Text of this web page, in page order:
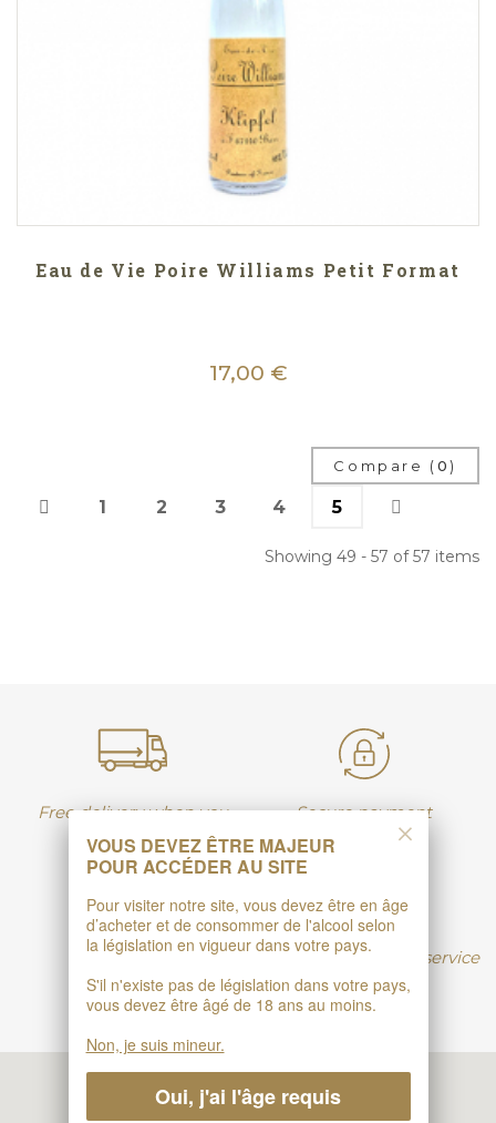
Eau de Vie Poire Williams Petit Format
17,00 €
Compare (0)
1 2 3 4 5
Showing 49 - 57 of 57 items
Free delivery when you
order 6 cartons
Secure payment
Producer price Professionals at your service
VOUS DEVEZ ÊTRE MAJEUR
POUR ACCÉDER AU SITE
Pour visiter notre site, vous devez être en âge
d’acheter et de consommer de l'alcool selon
la législation en vigueur dans votre pays.
S'il n'existe pas de législation dans votre pays,
vous devez être âgé de 18 ans au moins.
Non, je suis mineur.
Oui, j'ai l'âge requis